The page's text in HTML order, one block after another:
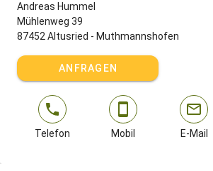
Andreas Hummel
Mühlenweg 39
87452 Altusried - Muthmannshofen
ANFRAGEN
Telefon Mobil E-Mail